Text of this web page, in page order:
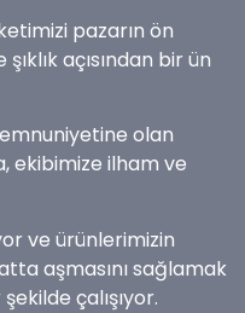
pazarın ön
açısından bir ün
olan
ekibimize ilham ve
ve ürünlerimizin
aşmasını sağlamak
çalışıyor.